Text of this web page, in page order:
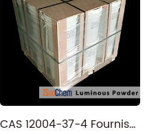
CAS 12004-37-4 Fournisseur de poudre luminescente